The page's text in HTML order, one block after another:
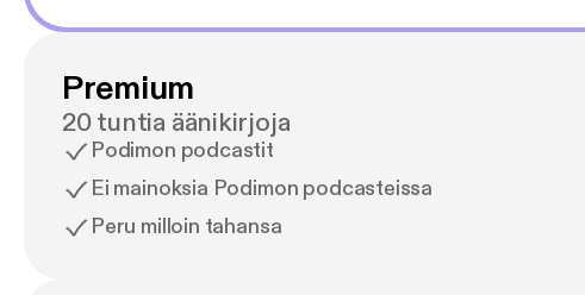
Premium
20 tuntia äänikirjoja
Podimon podcastit
Ei mainoksia Podimon podcasteissa
Peru milloin tahansa